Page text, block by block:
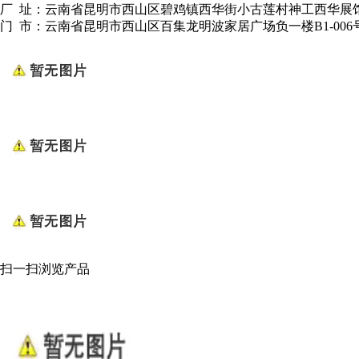
厂 址：云南省昆明市西山区碧鸡镇西华街小古莲村神工西华展
门 市：云南省昆明市西山区百集龙明波家居广场负一楼B1-006
扫一扫浏览产品